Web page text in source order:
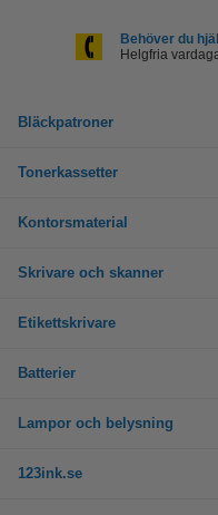
Behöver du
Helgfria
Bläckpatroner
Tonerkassetter
Kontorsmaterial
Skrivare och skanner
Etikettskrivare
Batterier
Lampor och belysning
123ink.se